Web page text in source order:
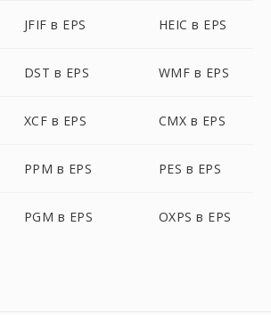
JFIF в EPS HEIC в EPS
DST в EPS WMF в EPS
XCF в EPS CMX в EPS
PPM в EPS PES в EPS
PGM в EPS OXPS в EPS